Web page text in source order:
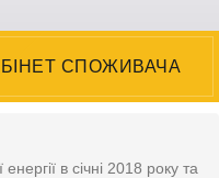
СПОЖИВАЧА
в січні 2018 року та